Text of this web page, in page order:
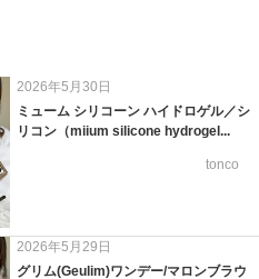
2026年5月30日
ミューム シリコーン ハイドロゲル／シ
リコン（miium silicone hydrogel...
tonco
2026年5月29日
グリム(Geulim)ワンデー/マロンブラウ